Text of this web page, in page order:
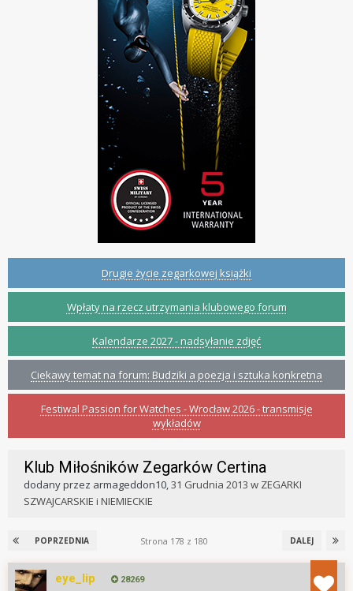
Drugie życie zegarkowej książki
Wpłaty na rzecz utrzymania klubowego forum
Kalendarze 2027 - nadsyłanie zdjęć
Ciekawy temat na forum: Budziki a poezja i sztuka konkretna
Festiwal Passion for Watches - Wrocław 2026 - transmisje
wykładów
Klub Miłośników Zegarków Certina
dodany przez armageddon10,31 Grudnia 2013 w ZEGARKI
SZWAJCARSKIE i NIEMIECKIE
POPRZEDNIA DALEJ
Strona 178 z 180
eye_lip 28269